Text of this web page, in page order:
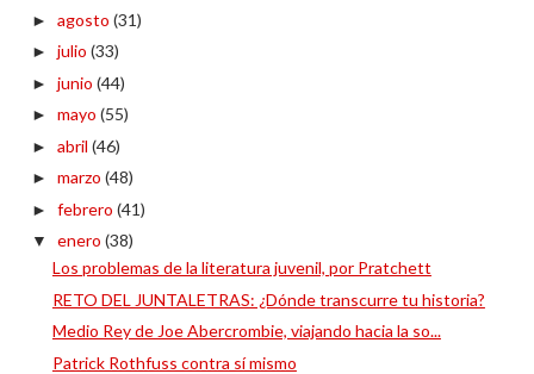
► agosto (31)
► julio (33)
► junio (44)
► mayo (55)
► abril (46)
► marzo (48)
► febrero (41)
▼ enero (38)
Los problemas de la literatura juvenil, por Pratchett
RETO DEL JUNTALETRAS: ¿Dónde transcurre tu historia?
Medio Rey de Joe Abercrombie, viajando hacia la so...
Patrick Rothfuss contra sí mismo